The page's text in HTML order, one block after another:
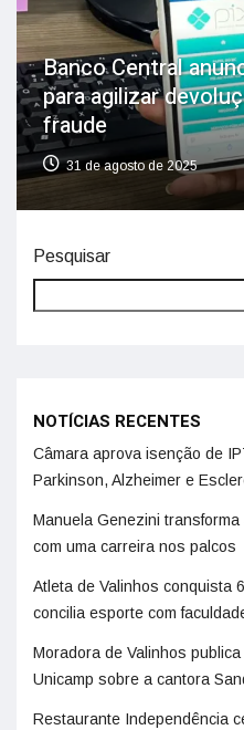
Banco Central
para agilizar
fraude
31 de agosto de 2025
Pesquisar
NOTÍCIAS RECENTES
Câmara aprova isenção de
Parkinson, Alzheimer e
Manuela Genezini
com uma carreira nos palcos
Atleta de Valinhos conquista
concilia esporte com
Moradora de Valinhos
Unicamp sobre a cantora
Restaurante Independência